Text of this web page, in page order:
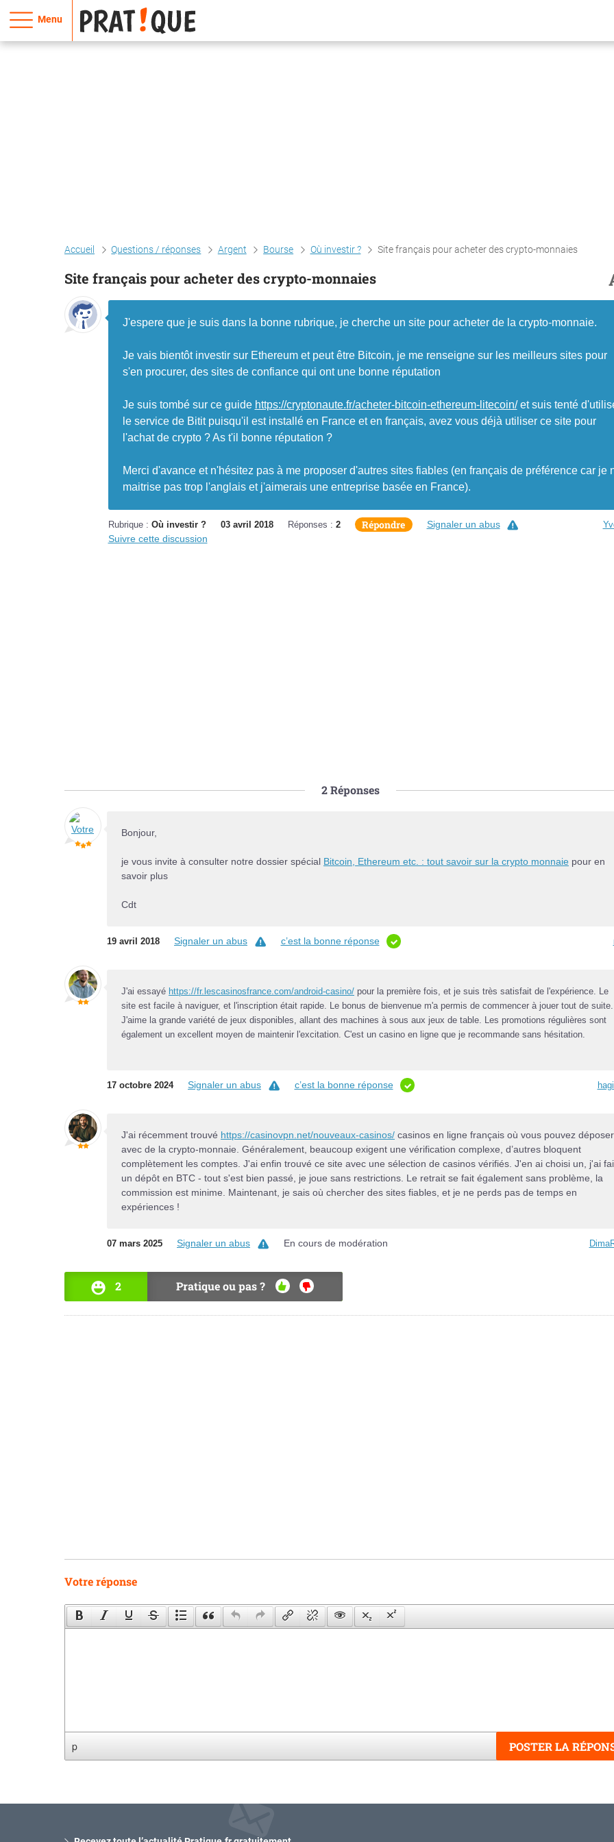
Menu
Accueil Questions / réponses Argent Bourse Où investir ? Site français pour acheter des crypto-monnaies
Site français pour acheter des crypto-monnaies
J'espere que je suis dans la bonne rubrique, je cherche un site pour acheter de la crypto-monnaie.
Je vais bientôt investir sur Ethereum et peut être Bitcoin, je me renseigne sur les meilleurs sites pour
s'en procurer, des sites de confiance qui ont une bonne réputation
Je suis tombé sur ce guide https://cryptonaute.fr/acheter-bitcoin-ethereum-litecoin/et suis tenté
le service de Bitit puisqu'il est installé en France et en français, avez vous déjà utiliser ce site pour
l'achat de crypto ? As t'il bonne réputation ?
Merci d'avance et n'hésitez pas à me proposer d'autres sites fiables (en français de préférence car je
maitrise pas trop l'anglais et j'aimerais une entreprise basée en France).
Rubrique : Où investir ? 03 avril 2018 Réponses : 2 Répondre
Signaler un abus
Suivre cette discussion
2Réponses
Bonjour,
je vous invite à consulter notre dossier spécial Bitcoin, Ethereum etc. : tout savoir sur la crypto monnaie pour en
savoir plus
Cdt
19 avril 2018 Signaler un abus c’est la bonne réponse
J'ai essayé https://fr.lescasinosfrance.com/android-casino/ pour la première fois, et je suis très satisfait de l'expérience. Le
site est facile à naviguer, et l'inscription était rapide. Le bonus de bienvenue m'a permis de commencer à jouer tout de suite.
J'aime la grande variété de jeux disponibles, allant des machines à sous aux jeux de table. Les promotions régulières sont
également un excellent moyen de maintenir l'excitation. C'est un casino en ligne que je recommande sans hésitation.
17 octobre 2024 Signaler un abus c’est la bonne réponse
J'ai récemment trouvé https://casinovpn.net/nouveaux-casinos/ casinos en ligne français où vous pouvez déposer
avec de la crypto-monnaie. Généralement, beaucoup exigent une vérification complexe, d’autres bloquent
complètement les comptes. J'ai enfin trouvé ce site avec une sélection de casinos vérifiés. J'en ai choisi un, j'ai
un dépôt en BTC - tout s'est bien passé, je joue sans restrictions. Le retrait se fait également sans problème, la
commission est minime. Maintenant, je sais où chercher des sites fiables, et je ne perds pas de temps en
expériences !
07 mars 2025 Signaler un abus En cours de modération
2 Pratique ou pas ?
OUI NON
Votre réponse
p POSTER LA